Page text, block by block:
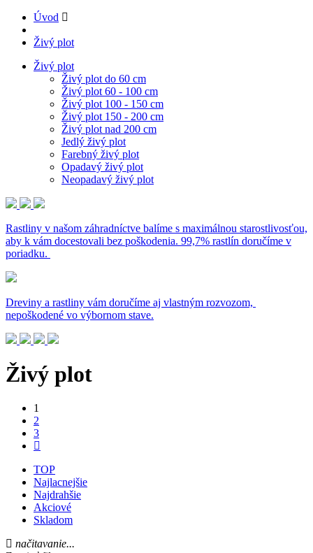
Úvod
Živý plot
Živý plot
Živý plot do 60 cm
Živý plot 60 - 100 cm
Živý plot 100 - 150 cm
Živý plot 150 - 200 cm
Živý plot nad 200 cm
Jedlý živý plot
Farebný živý plot
Opadavý živý plot
Neopadavý živý plot
Rastliny v našom záhradníctve balíme s maximálnou starostlivosťou,
aby k vám docestovali bez poškodenia. 99,7% rastlín doručíme v
poriadku.
Dreviny a rastliny vám doručíme aj vlastným rozvozom,
nepoškodené vo výbornom stave.
Živý plot
1
2
3
TOP
Najlacnejšie
Najdrahšie
Akciové
Skladom
načitavanie...